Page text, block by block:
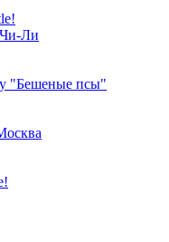
Чи-Ли
"Бешеные псы"